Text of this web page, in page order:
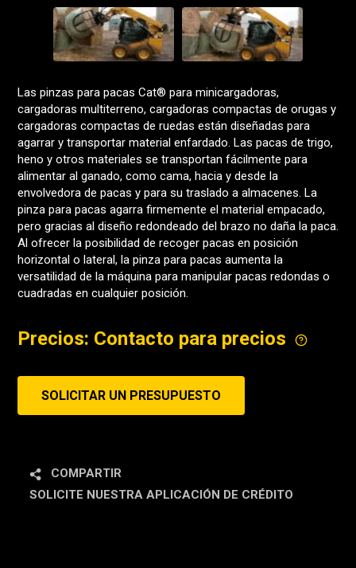
Las pinzas para pacas Cat® para minicargadoras,
cargadoras multiterreno, cargadoras compactas de orugas y
cargadoras compactas de ruedas están diseñadas para
agarrar y transportar material enfardado. Las pacas de trigo,
heno y otros materiales se transportan fácilmente para
alimentar al ganado, como cama, hacia y desde la
envolvedora de pacas y para su traslado a almacenes. La
pinza para pacas agarra firmemente el material empacado,
pero gracias al diseño redondeado del brazo no daña la paca.
Al ofrecer la posibilidad de recoger pacas en posición
horizontal o lateral, la pinza para pacas aumenta la
versatilidad de la máquina para manipular pacas redondas o
cuadradas en cualquier posición.
Precios: Contacto para precios
SOLICITAR UN PRESUPUESTO
COMPARTIR
SOLICITE NUESTRA APLICACIÓN DE CRÉDITO